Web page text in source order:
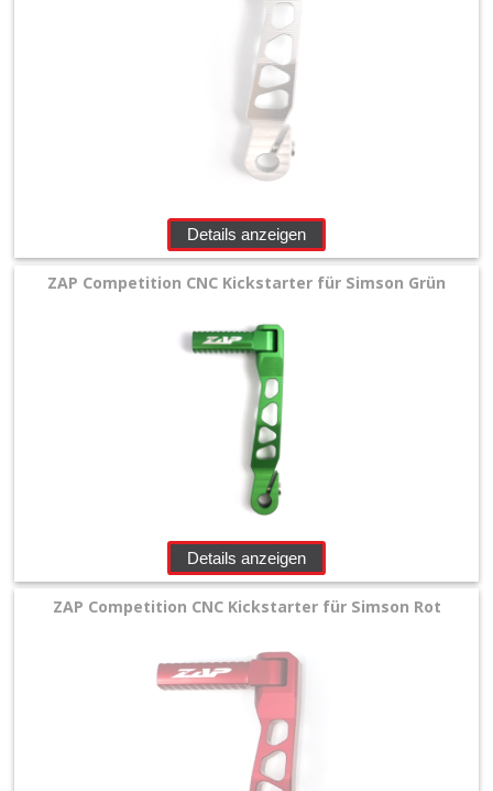
Details anzeigen
ZAP Competition CNC Kickstarter für Simson Grün
Details anzeigen
ZAP Competition CNC Kickstarter für Simson Rot